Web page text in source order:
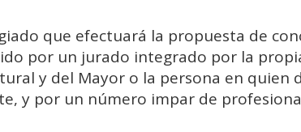
que efectuará la propuesta de
por un jurado integrado por la
y del Mayor o la persona en quien
y por un número impar de